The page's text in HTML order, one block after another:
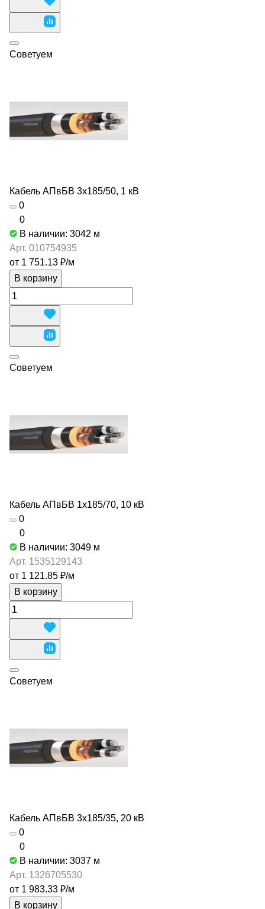
Советуем
Кабель АПвБВ 3х185/50, 1 кВ
0
0
В наличии: 3042 м
Арт. 010754935
от 1 751.13 ₽/м
В корзину
Советуем
Кабель АПвБВ 1х185/70, 10 кВ
0
0
В наличии: 3049 м
Арт. 1535129143
от 1 121.85 ₽/м
В корзину
Советуем
Кабель АПвБВ 3х185/35, 20 кВ
0
0
В наличии: 3037 м
Арт. 1326705530
от 1 983.33 ₽/м
В корзину